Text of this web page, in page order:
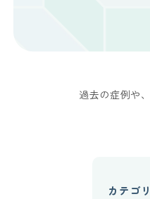
過去の症例や
カテゴ